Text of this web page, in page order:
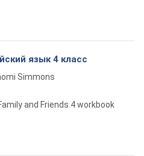
язык 4 класс
Simmons
and Friends 4 workbook